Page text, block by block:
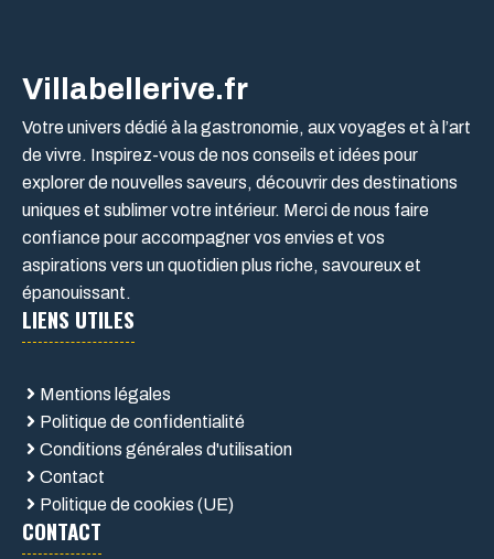
Villabellerive.fr
Votre univers dédié à la gastronomie, aux voyages et à l’art
de vivre. Inspirez-vous de nos conseils et idées pour
explorer de nouvelles saveurs, découvrir des destinations
uniques et sublimer votre intérieur. Merci de nous faire
confiance pour accompagner vos envies et vos
aspirations vers un quotidien plus riche, savoureux et
épanouissant.
LIENS UTILES
Mentions légales
Politique de confidentialité
Conditions générales d'utilisation
Contact
Politique de cookies (UE)
CONTACT